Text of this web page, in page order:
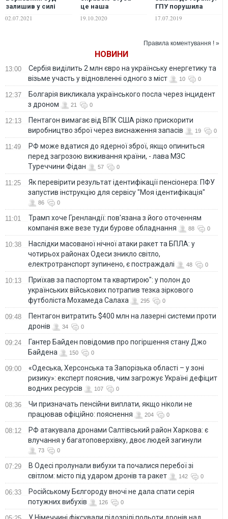
залишив у силі
Пукачу
02.07.2021
це наша
ганьба. Як Кучма з
19.10.2020
ГПУ порушила
проти Кучми
17.07.2019
Правила коментування ! »
НОВИНИ
13:00
Сербія виділить 2 млн євро на українську енергетику та
візьме участь у відновленні одного з міст
10 0
12:37
Болгарія викликала українського посла через інцидент
з дроном
21 0
12:13
Пентагон вимагає від ВПК США різко прискорити
виробництво зброї через виснаження запасів
19 0
11:49
РФ може вдатися до ядерної зброї, якщо опиниться
перед загрозою виживання країни, - лава МЗС
Туреччини Фідан
57 0
11:25
Як перевірити результат ідентифікації пенсіонера: ПФУ
запустив інструкцію для сервісу "Моя ідентифікація"
86 0
11:01
Трамп хоче Гренландії: пов'язана з його оточенням
компанія вже везе туди бурове обладнання
88 0
10:38
Наслідки масованої нічної атаки ракет та БПЛА: у
чотирьох районах Одеси зникло світло,
електротранспорт зупинено, є постраждалі
48 0
10:13
Приїхав за паспортом та квартирою": у полон до
українських військових потрапив тезка зіркового
футболіста Мохамеда Салаха
295 0
09:48
Пентагон витратить $400 млн на лазерні системи проти
дронів
34 0
09:24
Гантер Байден повідомив про погіршення стану Джо
Байдена
150 0
09:00
«Одеська, Херсонська та Запорізька області – у зоні
ризику»: експерт пояснив, чим загрожує Україні дефіцит
водних ресурсів
107 0
08:36
Чи призначать пенсійни виплати, якщо ніколи не
працював офіційно: пояснення
204 0
08:12
РФ атакувала дронами Салтівський район Харкова: є
влучання у багатоповерхівку, двоє людей загинули
73 0
07:29
В Одесі пролунали вибухи та почалися перебої зі
світлом: місто під ударом дронів та ракет
142 0
06:33
Російському Бєлгороду вночі не дала спати серія
потужних вибухів
126 0
У Німеччині фіксували підозрілі польоти дронів над